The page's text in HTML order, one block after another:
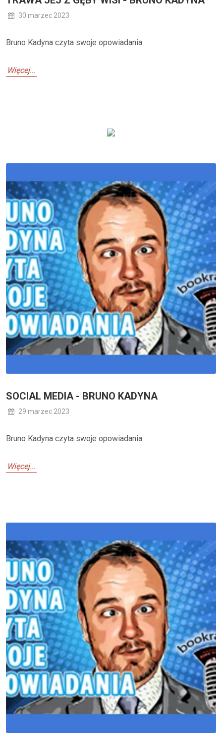
30 marzec 2023
Bruno Kadyna czyta swoje opowiadania
Więcej...
SOCIAL MEDIA - BRUNO KADYNA
29 marzec 2023
Bruno Kadyna czyta swoje opowiadania
Więcej...